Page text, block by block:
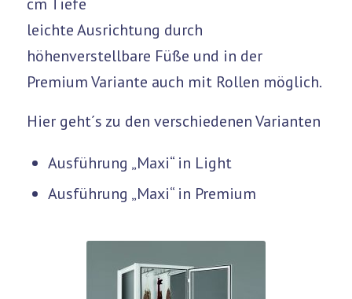
leichte Ausrichtung durch
höhenverstellbare Füße und in der
Premium Variante auch mit Rollen möglich.
Hier geht´s zu den verschiedenen Varianten
Ausführung „Maxi“ in Light
Ausführung „Maxi“ in Premium